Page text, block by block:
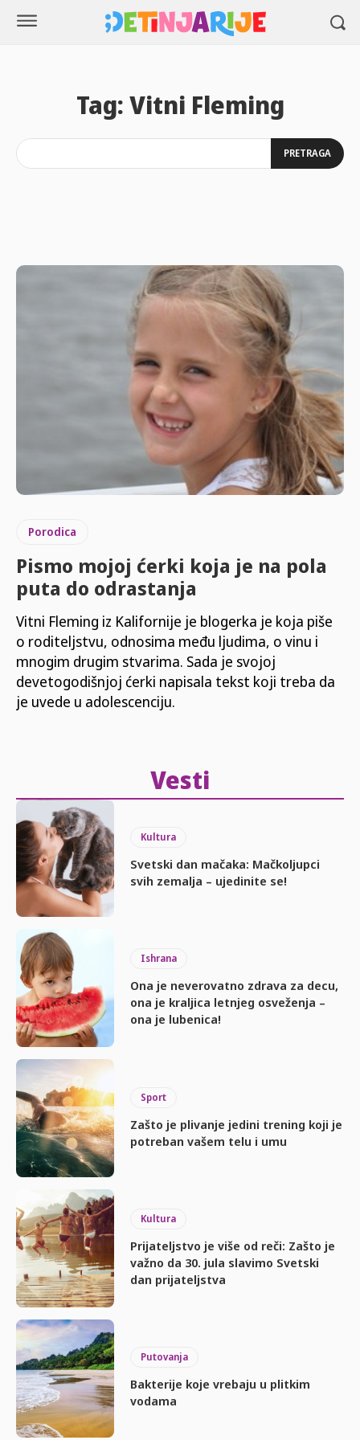
Tag:Vitni Fleming
PRETRAGA
Porodica
Pismo mojoj ćerki koja je na pola
puta do odrastanja
Vitni Fleming iz Kalifornije je blogerka je koja piše
o roditeljstvu, odnosima među ljudima, o vinu i
mnogim drugim stvarima. Sada je svojoj
devetogodišnjoj ćerki napisala tekst koji treba da
je uvede u adolescenciju.
Vesti
Kultura
Svetski dan mačaka: Mačkoljupci
svih zemalja – ujedinite se!
Ishrana
Ona je neverovatno zdrava za decu,
ona je kraljica letnjeg osveženja –
ona je lubenica!
Sport
Zašto je plivanje jedini trening koji je
potreban vašem telu i umu
Kultura
Prijateljstvo je više od reči: Zašto je
važno da 30. jula slavimo Svetski
dan prijateljstva
Putovanja
Bakterije koje vrebaju u plitkim
vodama